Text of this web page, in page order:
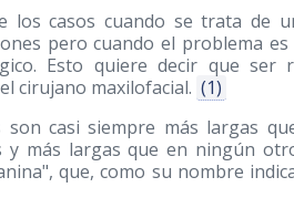
casos cuando se trata de
pero cuando el problema es
Esto quiere decir que ser
cirujano maxilofacial. (1)
casi siempre más largas
y más largas que en ningún
que, como su nombre